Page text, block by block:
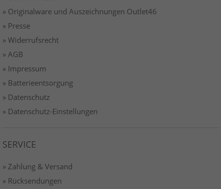
» Originalware und Auszeichnungen Outlet46
» Presse
» Widerrufsrecht
» AGB
» Impressum
» Batterieentsorgung
» Datenschutz
» Datenschutz-Einstellungen
SERVICE
» Zahlung & Versand
» Rücksendungen